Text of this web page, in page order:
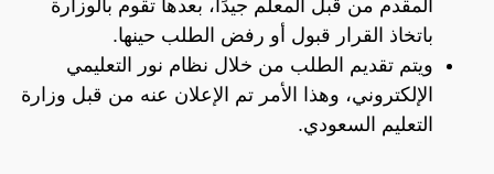
المقدم من قبل المعلم جيدًا، بعدها تقوم بالوزارة
باتخاذ القرار قبول أو رفض الطلب حينها.
ويتم تقديم الطلب من خلال نظام نور التعليمي
الإلكتروني، وهذا الأمر تم الإعلان عنه من قبل وزارة
التعليم السعودي.